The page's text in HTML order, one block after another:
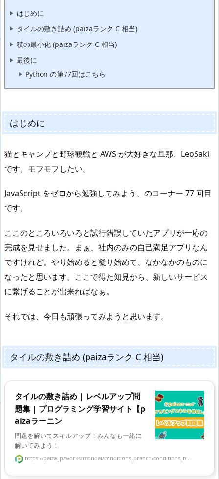
はじめに
タイルの敷き詰め (paizaランク C 相当)
積の最小化 (paizaランク C 相当)
最後に
Python の第77回はこちら
はじめに
猫とキャンプと野球観戦と AWS が大好きな旦那、LeoSaki
です。モフモフしたい。
JavaScript をゼロから勉強してみよう、のコーナー 77 回目
です。
ここのところいろいろと試行錯誤していたアプリが一応の
完成を見せました。まぁ、社内のみの自己満足アプリなん
ですけれど。やり始めると凝り始めて、なかなかのものに
なったと思います。ここで得た知見から、新しいサービス
に繋げることが出来ればなぁ。
それでは、今日も頑張ってみようと思います。
タイルの敷き詰め (paizaランク C 相当)
タイルの敷き詰め | レベルアップ問
題集 | プログラミング学習サイト【p
aizaラーニン
問題を解いてスキルアップ！みんなも一緒に
解いてみよう！
https://paiza.jp/works/mondai/conditions_branch/conditions_b...